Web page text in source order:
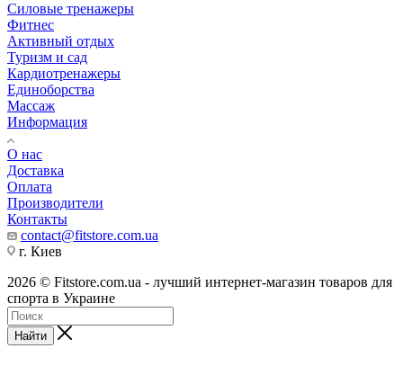
Силовые тренажеры
Фитнес
Активный отдых
Туризм и сад
Кардиотренажеры
Единоборства
Массаж
Информация
О нас
Доставка
Оплата
Производители
Контакты
contact@fitstore.com.ua
г. Киев
2026 © Fitstore.com.ua - лучший интернет-магазин товаров для
спорта в Украине
Найти